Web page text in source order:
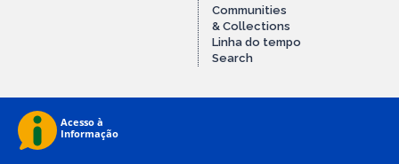
Communities
& Collections
Linha do tempo
Search